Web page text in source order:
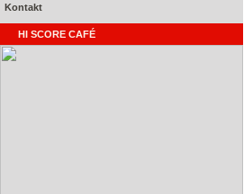
Kontakt
HI SCORE CAFÉ